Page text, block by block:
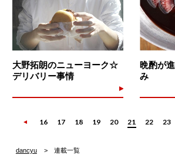
大野拓朗のニューヨーク☆
デリバリー事情
晩酌が
み
16 17 18 19 20 21 22 23
dancyu 連載一覧